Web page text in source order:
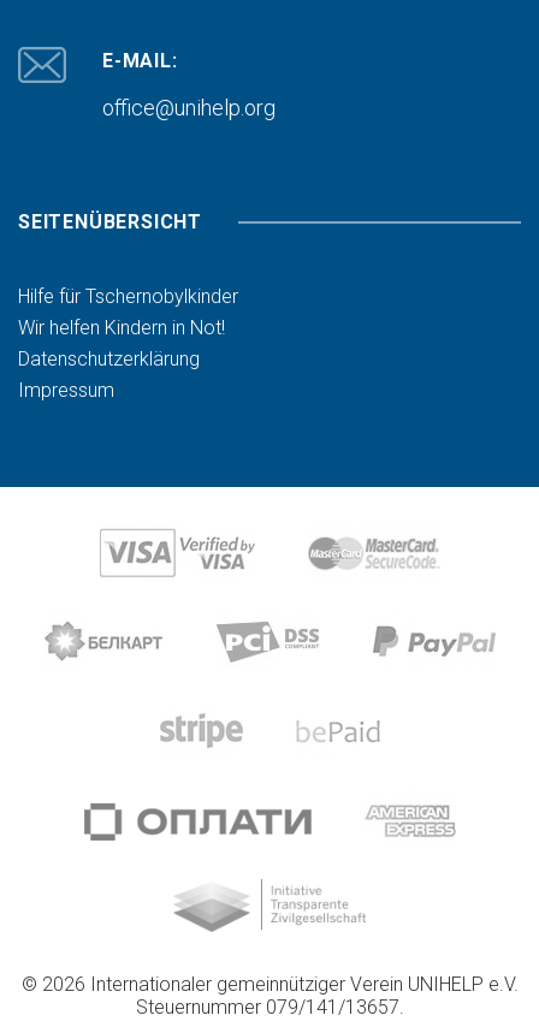
E-MAIL:
office@unihelp.org
SEITENÜBERSICHT
Hilfe für Tschernobylkinder
Wir helfen Kindern in Not!
Datenschutzerklärung
Impressum
© 2026 Internationaler gemeinnütziger Verein UNIHELP e.V.
Steuernummer 079/141/13657.